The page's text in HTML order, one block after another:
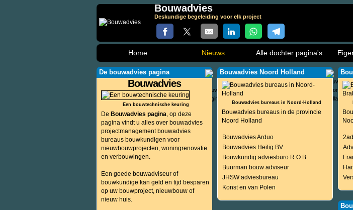
Bouwadvies
Deskundige begeleiding voor elk project
Home Nieuws Alle dochter pagina's
De bouwadvies pagina
Bouwadvies
Een bouwtechnische keuring
De Bouwadvies pagina, op deze
pagina vindt u alles over bouwadvies
projectmanagement bouwadvies
bureaus bouwkundigen voor
nieuwbouwprojecten, woningrenovatie
en verbouwingen.
Een goede bouwadviseur of
bouwkundige kan geld en tijd besparen
op uw bouwproject, nieuwbouw of
nieuw huis.
Bouwadvies Noord Holland
Bouwadvies bureaus in Noord-Holland
Bouwadvies bureaus in de provincie
Noord Holland
Bouwadvies Arduo
Bouwadvies Heilig BV
Bouwkundig adviesburo R.O.B
Buurman bouw adviseur
JHSW adviesbureau
Konst en van Polen